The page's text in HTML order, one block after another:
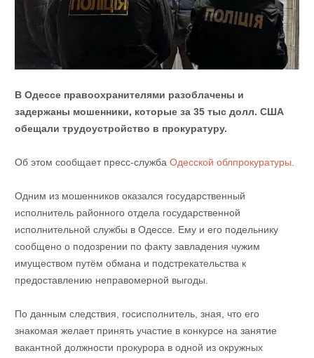
В Одессе правоохранителями разоблачены и
задержаны мошенники, которые за 35 тыс долл. США
обещали трудоустройство в прокуратуру.
Об этом сообщает пресс-служба Одесской облпрокуратуры
Одним из мошенников оказался государственный
исполнитель районного отдела государственной
исполнительной службы в Одессе. Ему и его подельнику
сообщено о подозрении по факту завладения чужим
имуществом путём обмана и подстрекательства к
предоставлению неправомерной выгоды.
По данным следствия, госисполнитель, зная, что его
знакомая желает принять участие в конкурсе на занятие
вакантной должности прокурора в одной из окружных